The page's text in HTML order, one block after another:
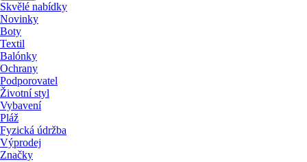
Skvělé nabídky
Novinky
Boty
Textil
Balónky
Ochrany
Podporovatel
Životní styl
Vybavení
Pláž
Fyzická údržba
Výprodej
Značky